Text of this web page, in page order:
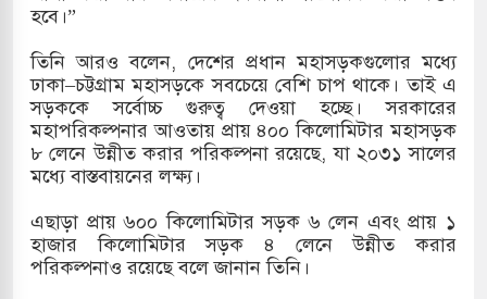
কুতুবদিয়া শিপিং চ্যানেলে জালের জড়ালে মারাত্মক
রুশ নাগরিকদের মারামারি: নিহত ১
হবে।”
তিনি আরও বলেন, দেশের প্রধান মহাসড়কগুলোর মধ্যে
ঢাকা–চট্টগ্রাম মহাসড়কে সবচেয়ে বেশি চাপ থাকে। তাই এ
সড়ককে সর্বোচ্চ গুরুত্ব দেওয়া হচ্ছে। সরকারের
মহাপরিকল্পনার আওতায় প্রায় ৪০০ কিলোমিটার মহাসড়ক
৮ লেনে উন্নীত করার পরিকল্পনা রয়েছে, যা ২০৩১ সালের
মধ্যে বাস্তবায়নের লক্ষ্য।
এছাড়া প্রায় ৬০০ কিলোমিটার সড়ক ৬ লেন এবং প্রায় ১
হাজার কিলোমিটার সড়ক ৪ লেনে উন্নীত করার
পরিকল্পনাও রয়েছে বলে জানান তিনি।